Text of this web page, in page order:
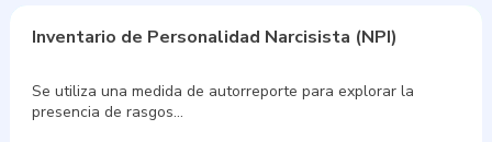
Inventario de Personalidad Narcisista (NPI)
Se utiliza una medida de autorreporte para explorar la
presencia de rasgos…